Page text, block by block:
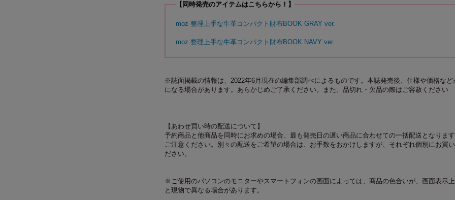
【同時発売のアイテムはこちらから！】
moz 整理上手な牛革コンパクト財布BOOK GRAY ver.
moz 整理上手な牛革コンパクト財布BOOK NAVY ver.
※誌面掲載の情報は、2022年6月現在の編集部調べによるものです。本誌発売後、仕様や価格など
になる場合があります。あらかじめご了承ください。また、品切れ・欠品の際はご容赦ください
【あわせ買い時の配送について】
予約商品と他商品を同時にお求めの場合、最も発売日の遅い商品に合わせての一括配送となりま
ご注意ください。別々の配送をご希望の場合は、お手数をおかけしますが、それぞれ個別にお買
ださい。
※ご使用のパソコンのモニターやスマートフォンの画面によっては、商品の色合いが、画面表示
と現物で異なる場合があります。